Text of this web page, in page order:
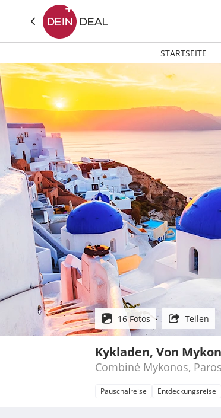
STARTSEITE
16 Fotos Teilen
Kykladen, Von
Combiné Mykonos,
Pauschalreise Entdeckungsreise